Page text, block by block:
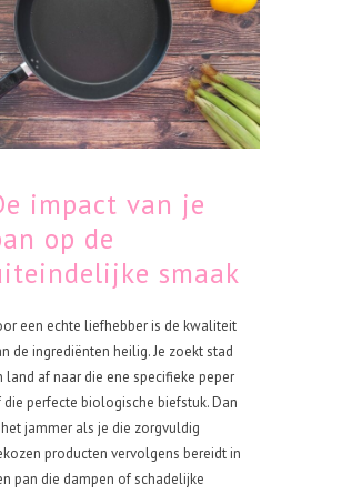
impact van je
op de
smaak
een echte liefhebber is de kwaliteit
de ingrediënten heilig. Je zoekt stad
land af naar die ene specifieke peper
die perfecte biologische biefstuk. Dan
jammer als je die zorgvuldig
producten vervolgens bereidt in
pan die dampen of schadelijke